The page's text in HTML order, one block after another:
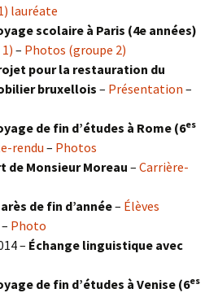
lauréate
scolaire à Paris (4e années)
– Photos (groupe 2)
pour la restauration du
bruxellois – Présentation –
de fin d’études à Rome (6es
rendu – Photos
de Monsieur Moreau – Carrière-
de fin d’année– Élèves
– Photo
– Échange linguistique avec
de fin d’études à Venise (6es